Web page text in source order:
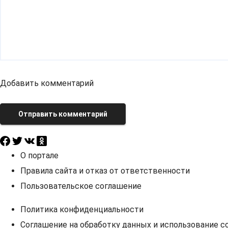
Добавить комментарий
Отправить комментарий
О портале
Правила сайта и отказ от ответственности
Пользовательское соглашение
Политика конфиденциальности
Соглашение на обработку данных и использование